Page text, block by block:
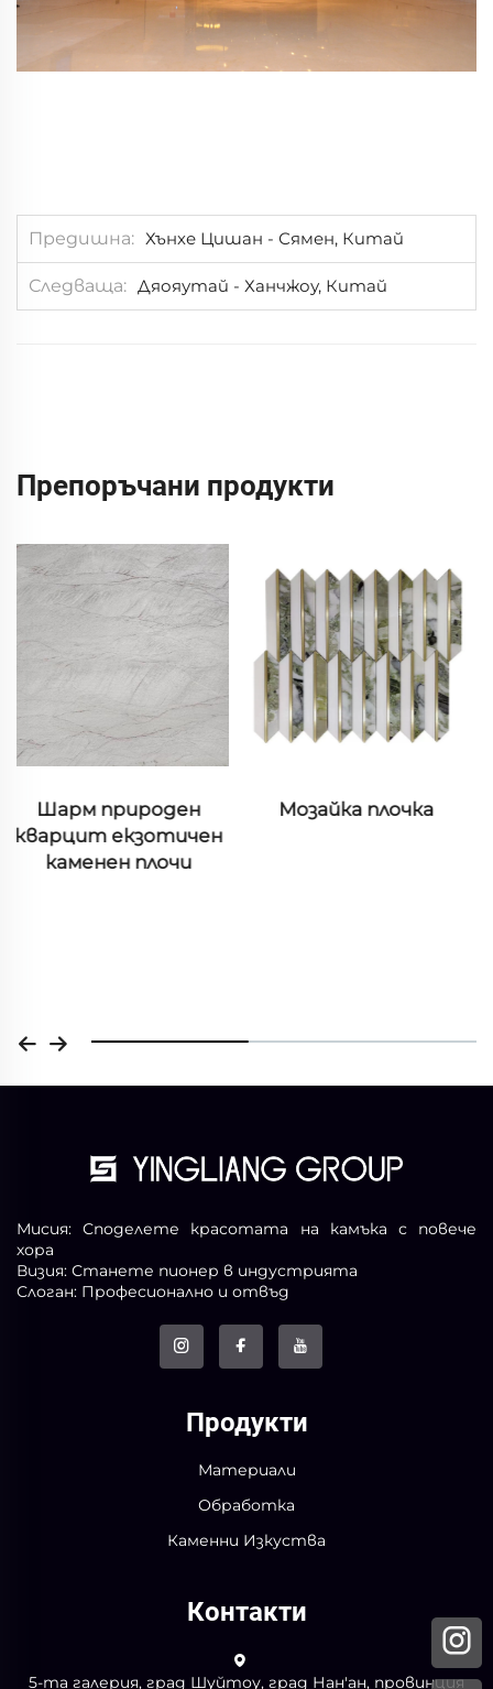
Предишна Хънхе Цишан - Сямен, Китай
Следваща Дяояутай - Ханчжоу, Китай
Препоръчани продукти
Мозайка плочка CNC Панел
Мисия: Споделете красотата на камъка с повече
хора
Визия: Станете пионер в индустрията
Слоган: Професионално и отвъд
Продукти
Материали
Обработка
Каменни Изкуства
Контакти
5-та галерия, град Шуйтоу, град Нан'ан, провинция